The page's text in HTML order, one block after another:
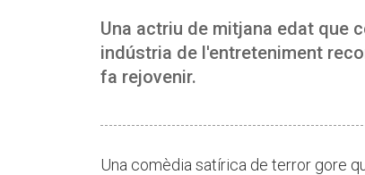
Una actriu de mitjana edat que
indústria de l'entreteniment
fa rejovenir.
Una comèdia satírica de terror gore